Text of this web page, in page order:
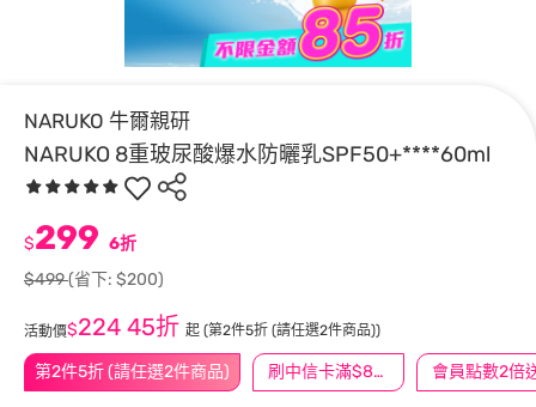
NARUKO 牛爾親研
NARUKO 8重玻尿酸爆水防曬乳SPF50+****60ml
第2件5折 (請任選2件商品) 刷中信卡滿$888送3萬點 會員點數2倍
$299 6折
$499(省下: $200)
活動價$224 45折 起 (第2件5折 (請任選2件商品))